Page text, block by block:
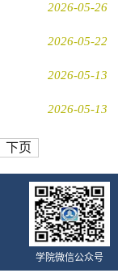
2026-05-26
2026-05-22
2026-05-13
2026-05-13
下页
学院微信公众号